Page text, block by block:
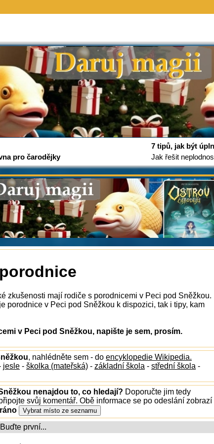
pro čarodějky
7 tipů, jak být
Jak řešit
zkušenosti mají rodiče s porodnicemi v Peci pod Sněžkou.
porodnice v Peci pod Sněžkou k dispozici, tak i tipy, kam
v Peci pod Sněžkou, napište je sem, prosím.
, nahlédněte sem - do encyklopedie Wikipedia.
jesle - školka (mateřská) - základní škola - střední škola -
nenajdou to, co hledají? Doporučte jim tedy
svůj komentář. Obě informace se po odeslání zobrazí
první...